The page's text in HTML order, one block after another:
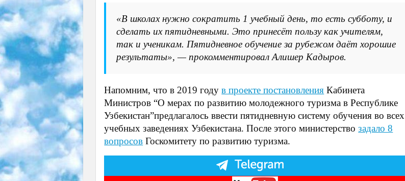
«В школах нужно сократить 1 учебный день, то есть субботу, и
сделать их пятидневными. Это принесёт пользу как учителям,
так и ученикам. Пятидневное обучение за рубежом даёт хорошие
результаты», — прокомментировал Алишер Кадыров.
Напомним, что в 2019 годув проекте постановления Кабинета
Министров “О мерах по развитию молодежного туризма в Республике
Узбекистан”предлагалось ввести пятидневную систему обучения во всех
учебных заведениях Узбекистана. После этого министерствозадало 8
вопросов Госкомитету по развитию туризма.